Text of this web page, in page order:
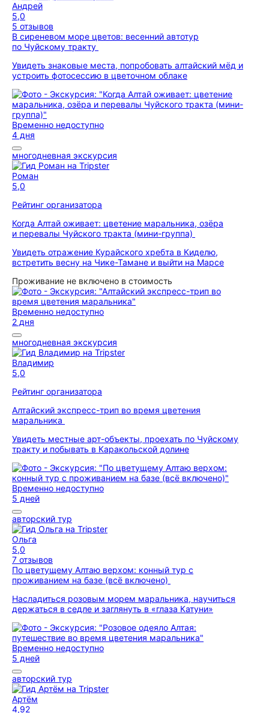
Андрей
5,0
5 отзывов
В сиреневом море цветов: весенний автотур
по Чуйскому тракту
Увидеть знаковые места, попробовать алтайский мёд и
устроить фотосессию в цветочном облаке
Временно недоступно
4 дня
многодневная экскурсия
Роман
5,0
Рейтинг организатора
Когда Алтай оживает: цветение маральника, озёра
и перевалы Чуйского тракта (мини-группа)
Увидеть отражение Курайского хребта в Киделю,
встретить весну на Чике-Тамане и выйти на Марсе
Проживание не включено в стоимость
Временно недоступно
2 дня
многодневная экскурсия
Владимир
5,0
Рейтинг организатора
Алтайский экспресс-трип во время цветения
маральника
Увидеть местные арт-объекты, проехать по Чуйскому
тракту и побывать в Каракольской долине
Временно недоступно
5 дней
авторский тур
Ольга
5,0
7 отзывов
По цветущему Алтаю верхом: конный тур с
проживанием на базе (всё включено)
Насладиться розовым морем маральника, научиться
держаться в седле и заглянуть в «глаза Катуни»
Временно недоступно
5 дней
авторский тур
Артём
4,92